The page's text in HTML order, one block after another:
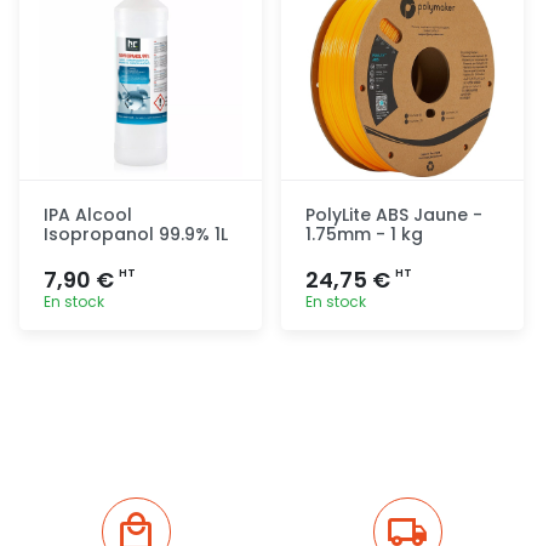
IPA Alcool
Isopropanol 99.9% 1L
7,90 € HT
En stock
PolyLite ABS Jaune -
1.75mm - 1 kg
24,75 € HT
En stock